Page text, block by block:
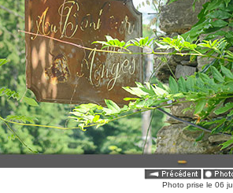
Photo prise le 06